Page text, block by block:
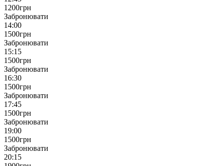
1200грн
Забронювати
14:00
1500грн
Забронювати
15:15
1500грн
Забронювати
16:30
1500грн
Забронювати
17:45
1500грн
Забронювати
19:00
1500грн
Забронювати
20:15